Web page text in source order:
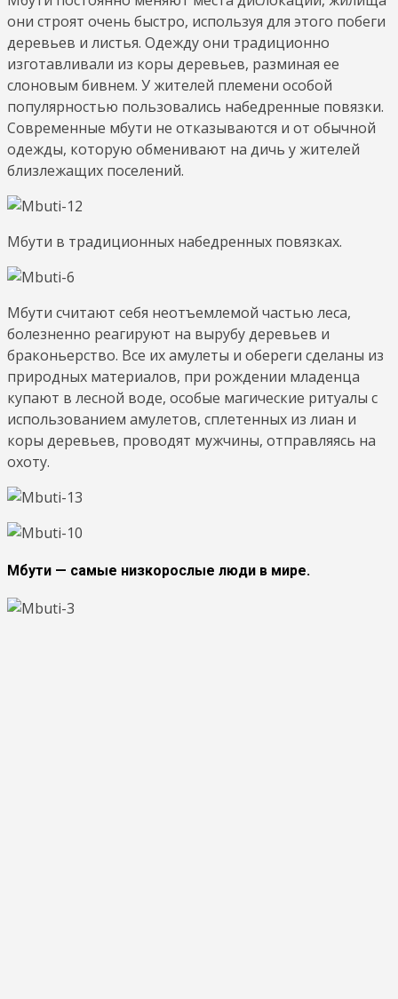
они строят очень быстро, используя для этого побеги
деревьев и листья. Одежду они традиционно
изготавливали из коры деревьев, разминая ее
слоновым бивнем. У жителей племени особой
популярностью пользовались набедренные повязки.
Современные мбути не отказываются и от обычной
одежды, которую обменивают на дичь у жителей
близлежащих поселений.
Мбути в традиционных набедренных повязках.
Мбути считают себя неотъемлемой частью леса,
болезненно реагируют на вырубу деревьев и
браконьерство. Все их амулеты и обереги сделаны из
природных материалов, при рождении младенца
купают в лесной воде, особые магические ритуалы с
использованием амулетов, сплетенных из лиан и
коры деревьев, проводят мужчины, отправляясь на
охоту.
Мбути — самые низкорослые люди в мире.